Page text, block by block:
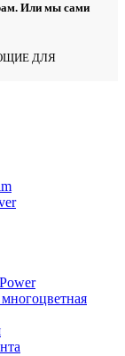
Или мы сами
ДЛЯ